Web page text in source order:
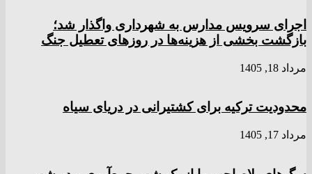
اجرای سرویس مدارس به شهرداری واگذار شد؛
بازگشت بخشی از هزینه‌ها در روزهای تعطیل جنگ
مرداد 18, 1405
محدودیت ترکیه برای کشتیرانی در دریای سیاه
مرداد 17, 1405